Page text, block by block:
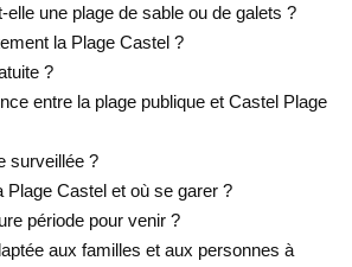
elle une plage de sable ou de galets ?
la Plage Castel ?
?
entre la plage publique et Castel Plage
surveillée ?
Plage Castel et où se garer ?
période pour venir ?
aux familles et aux personnes à